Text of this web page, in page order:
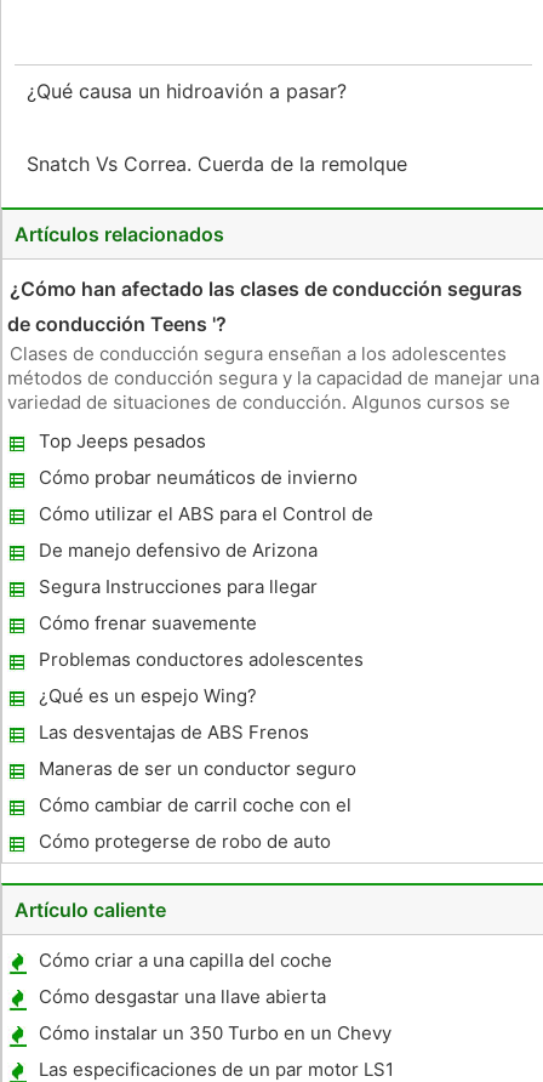
¿Qué causa un hidroavión a pasar?
Snatch Vs Correa. Cuerda de la remolque
Artículos relacionados
¿Cómo han afectado las clases de conducción seguras
de conducción Teens '?
Clases de conducción segura enseñan a los adolescentes
métodos de conducción segura y la capacidad de manejar una
variedad de situaciones de conducción. Algunos cursos se
proporcionan formación en del volante . Cada tipo de
programa tiene un efecto
Top Jeeps pesados ​​
Cómo probar neumáticos de invierno
Cómo utilizar el ABS para el Control de
Tracción
De manejo defensivo de Arizona
Segura Instrucciones para llegar
Cómo frenar suavemente
Problemas conductores adolescentes
¿Qué es un espejo Wing?
Las desventajas de ABS Frenos
Maneras de ser un conductor seguro
Cómo cambiar de carril coche con el
interior Retrovisores
Cómo protegerse de robo de auto
Artículo caliente
Cómo criar a una capilla del coche
Cómo desgastar una llave abierta
Cómo instalar un 350 Turbo en un Chevy
1500 1994
Las especificaciones de un par motor LS1